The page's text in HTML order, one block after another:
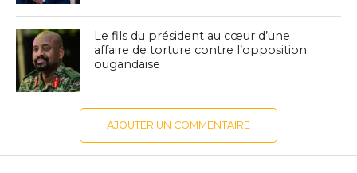
Le fils du président au cœur d’une
affaire de torture contre l’opposition
ougandaise
AJOUTER UN COMMENTAIRE